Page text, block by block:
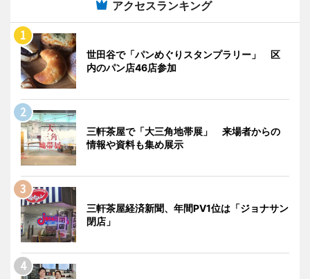
アクセスランキング
世田谷で「パンめぐりスタンプラリー」 区
内のパン店46店参加
三軒茶屋で「大三角地帯展」 来場者からの
情報や資料も集め展示
三軒茶屋経済新聞、年間PV1位は「ジョナサン
閉店」